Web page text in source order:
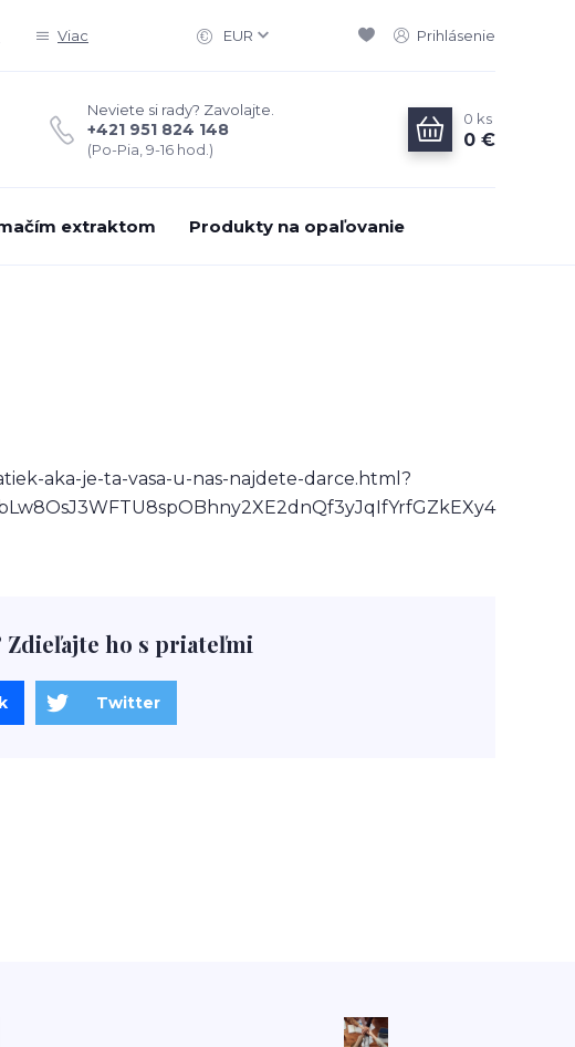
Viac EUR Prihlásenie
Neviete si rady? Zavolajte.
+421 951 824 148
(Po-Pia, 9-16 hod.)
0 ks
0 €
extraktom Produkty na opaľovanie
aka-je-ta-vasa-u-nas-najdete-darce.html?
Zdieľajte ho s priateľmi
Twitter